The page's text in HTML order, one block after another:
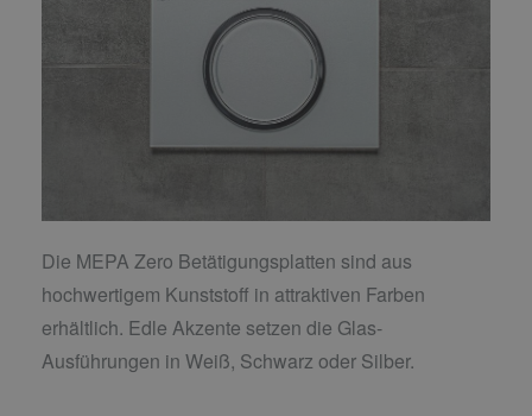
Die MEPA Zero Betätigungsplatten sind aus
hochwertigem Kunststoff in attraktiven Farben
erhältlich. Edle Akzente setzen die Glas-
Ausführungen in Weiß, Schwarz oder Silber.